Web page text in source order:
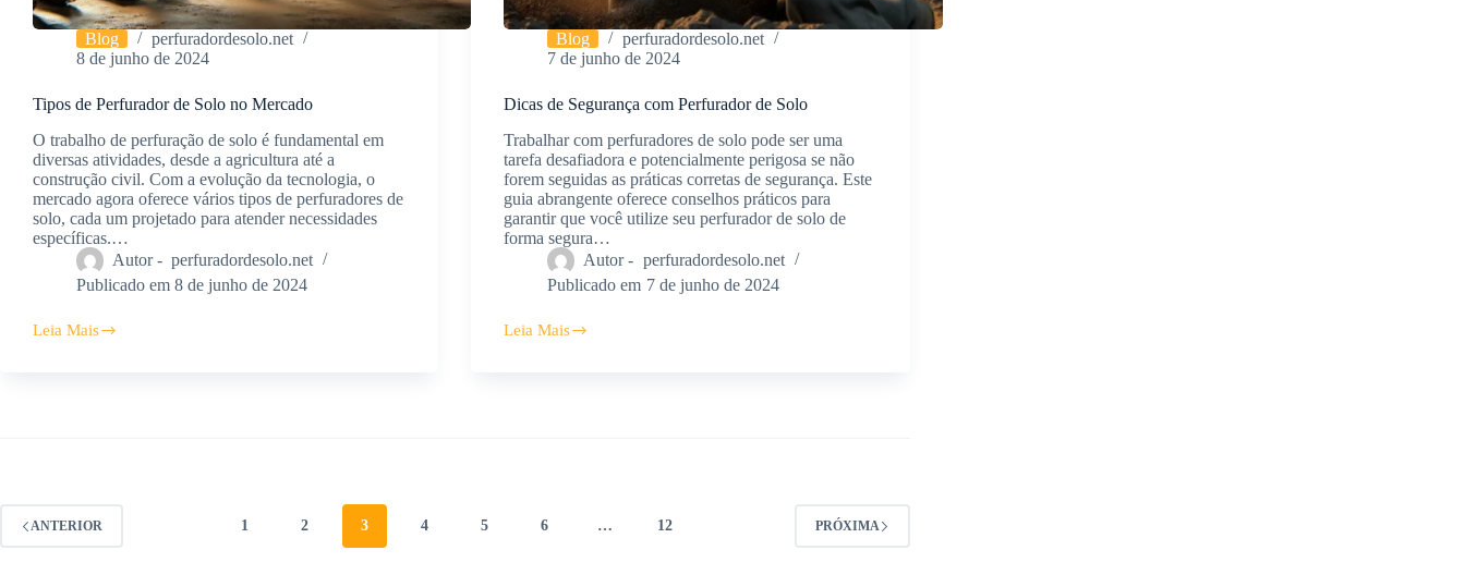
Blog
perfuradordesolo.net
8 de junho de 2024
Tipos de Perfurador de Solo no Mercado
O trabalho de perfuração de solo é fundamental em
diversas atividades, desde a agricultura até a
construção civil. Com a evolução da tecnologia, o
mercado agora oferece vários tipos de perfuradores de
solo, cada um projetado para atender necessidades
específicas.…
Autor - perfuradordesolo.net
Publicado em 8 de junho de 2024
Leia Mais
Tipos
Blog
perfuradordesolo.net
7 de junho de 2024
Dicas de Segurança com Perfurador de Solo
Trabalhar com perfuradores de solo pode ser uma
tarefa desafiadora e potencialmente perigosa se não
forem seguidas as práticas corretas de segurança. Este
guia abrangente oferece conselhos práticos para
garantir que você utilize seu perfurador de solo de
forma segura…
Autor - perfuradordesolo.net
Publicado em 7 de junho de 2024
Leia Mais
Dicas
ANTERIOR 1 2 3 4 5 6 … 12 PRÓXIMA